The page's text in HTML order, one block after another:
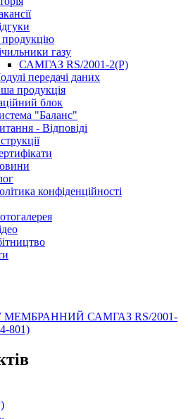
газу
САМГАЗ RS/2001-2(Р)
передачі даних
продукція
блок
"Баланс"
- Відповіді
конфіденційності
МЕМБРАННИЙ САМГАЗ RS/2001-
801)